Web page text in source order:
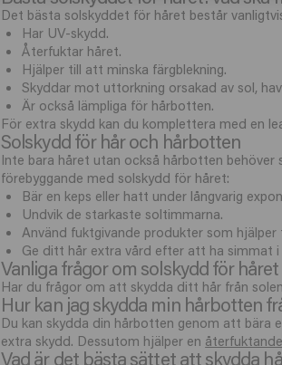
Det bästa solskyddet för håret består
Har UV-skydd.
Återfuktar håret.
Hjälper till att minska färgblekning.
Skyddar mot uttorkning orsakad av sol,
Är också lämpliga för hårbotten.
För extra skydd kan du komplettera med en
Solskydd för hår och hårbotten
Inte bara håret utan också hårbotten behöver
förebyggande med solskydd för håret:
Bär en keps eller hatt under långvarig
Undvik de starkaste soltimmarna.
Använd fuktgivande produkter som
Ge ditt hår extra vård efter att ha simmat
Vanliga frågor om solskydd för håret
Har du frågor om att skydda ditt hår från
Hur kan jag skydda min hårbotten
Du kan skydda din hårbotten genom att bära
extra skydd. Dessutom hjälper en
Vad är det bästa sättet att skydda